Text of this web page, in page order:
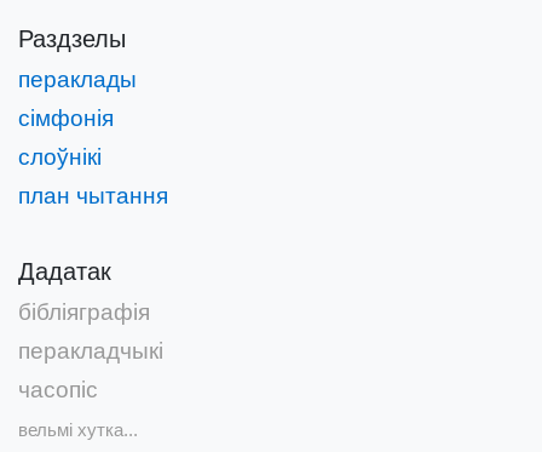
Раздзелы
пераклады
сімфонія
слоўнікі
план чытання
Дадатак
бібліяграфія
перакладчыкі
часопіс
вельмі хутка...